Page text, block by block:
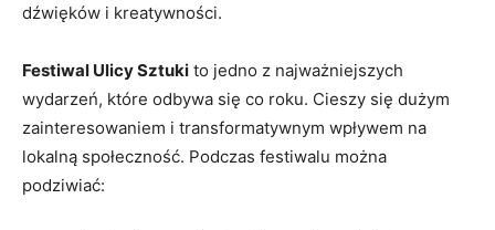
dźwięków i kreatywności.
Festiwal Ulicy Sztuki to jedno z najważniejszych
wydarzeń, które odbywa się co roku. Cieszy się dużym
zainteresowaniem i transformatywnym wpływem na
lokalną społeczność. Podczas festiwalu można
podziwiać: